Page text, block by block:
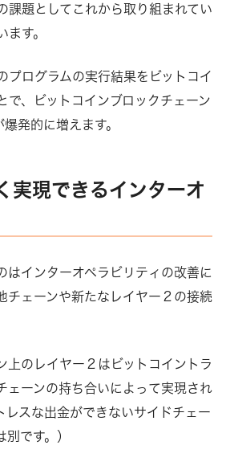
課題としてこれから取り組まれてい
す。
プログラムの実行結果をビットコイ
で、ビットコインブロックチェーン
発的に増えます。
実現できるインターオ
はインターオペラビリティの改善に
チェーンや新たなレイヤー２の接続
上のレイヤー２はビットコイントラ
ェーンの持ち合いによって実現され
レスな出金ができないサイドチェー
です。）